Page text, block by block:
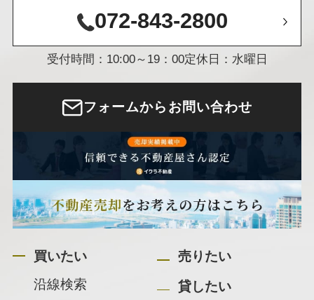
072-843-2800
受付時間：10:00～19：00定休日：水曜日
フォームからお問い合わせ
買いたい
沿線検索
売りたい
貸したい